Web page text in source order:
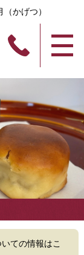
かげつ）
ての情報はこ